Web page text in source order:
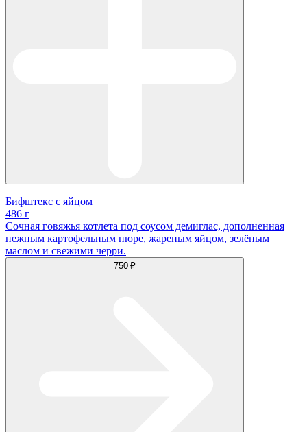
Бифштекс с яйцом
486 г
Сочная говяжья котлета под соусом демиглас, дополненная
нежным картофельным пюре, жареным яйцом, зелёным
маслом и свежими черри.
750 ₽